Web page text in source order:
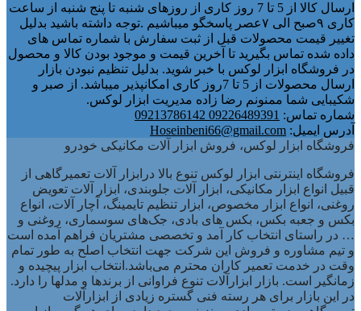
ارسال کالا از 5 تا 7 روز کاری از روزهای شنبه تا پنج شنبه از ساعت
کاری ۹صبح الی ۷عصر پاسخگو میباشیم .توجه داشته باشید بدلیل
تغییر قیمت محصولات قبل از ثبت سفارش با شماره تماس های
داده شده تماس بگیرید تا آخرین قیمت و موجود بودن کالا و محصول
در فروشگاه ابزار لوکس با خبر شوید. بدلیل تنظیم نبودن بازار
ارسال محصولات از 5 تا 7روز کاری امکانپذیر میباشد. از صبر و
شکیبایی شما ممنونم رضا زاده مدیریت ابزار لوکس.
شماره تماس: 09226489391 09213786142
آدرس ایمیل: Hoseinbeni66@gmail.com
فروشگاه ابزار لوکس، فروش ابزار آلات مکانیکی خودرو
فروشگاه اینترنتی ابزار لوکس تنوع بالا درابزار آلات تعمیرگاهی از
قبیل انواع ابزار مکانیکی، ابزار آلات جلوبندی، ابزار آلات تعویض
روغنی، انواع ابزار مخصوص، ابزار تنظیم تایمینگ، آچار آلات، انواع
بکس و جعبه بکس، بکس های بادی، جک‌های سوسماری، روغنی و
… در راستای انتخاب کار آمد و تخصصی مشتریان فراهم آمده است
و تیم مشاوره و فروش این شرکت جهت انتخاب اصلح به طور تمام
وقت در خدمت تعمیر کاران محترم می‌باشد.انتخاب ابزار پیچیده و
زمانگیر است. بازار ابزارآلات تنوع فراوانی از برندها و مدلها را دارد.
در این بازار برای هر رسته فنی گستره زیادی از ابزارآلات